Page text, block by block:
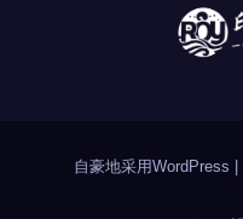
自豪地采用WordPress